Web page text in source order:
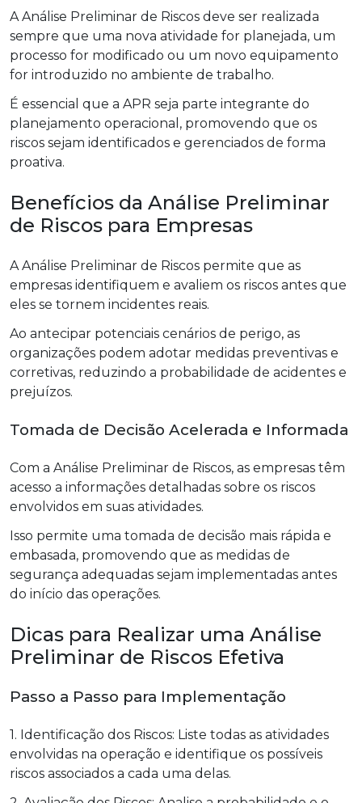
A Análise Preliminar de Riscos deve ser realizada
sempre que uma nova atividade for planejada, um
processo for modificado ou um novo equipamento
for introduzido no ambiente de trabalho.
É essencial que a APR seja parte integrante do
planejamento operacional, promovendo que os
riscos sejam identificados e gerenciados de forma
proativa.
Benefícios da Análise Preliminar
de Riscos para Empresas
A Análise Preliminar de Riscos permite que as
empresas identifiquem e avaliem os riscos antes que
eles se tornem incidentes reais.
Ao antecipar potenciais cenários de perigo, as
organizações podem adotar medidas preventivas e
corretivas, reduzindo a probabilidade de acidentes e
prejuízos.
Tomada de Decisão Acelerada e Informada
Com a Análise Preliminar de Riscos, as empresas têm
acesso a informações detalhadas sobre os riscos
envolvidos em suas atividades.
Isso permite uma tomada de decisão mais rápida e
embasada, promovendo que as medidas de
segurança adequadas sejam implementadas antes
do início das operações.
Dicas para Realizar uma Análise
Preliminar de Riscos Efetiva
Passo a Passo para Implementação
1. Identificação dos Riscos: Liste todas as atividades
envolvidas na operação e identifique os possíveis
riscos associados a cada uma delas.